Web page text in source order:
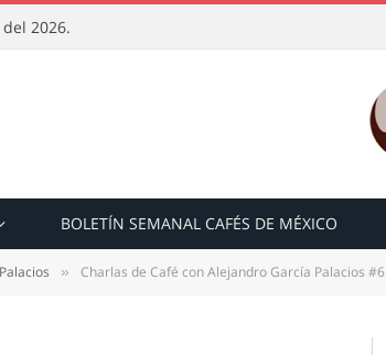
2026.
BOLETÍN SEMANAL CAFÉS DE MÉXICO
» Charlas de Café con Alejandro García Palacios #6